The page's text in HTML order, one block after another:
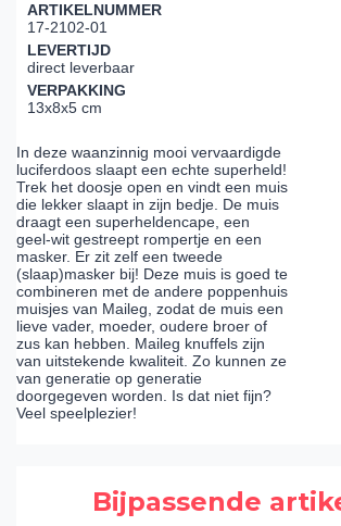
ARTIKELNUMMER
17-2102-01
LEVERTIJD
direct leverbaar
VERPAKKING
13x8x5 cm
In deze waanzinnig mooi vervaardigde
luciferdoos slaapt een echte superheld!
Trek het doosje open en vindt een muis
die lekker slaapt in zijn bedje. De muis
draagt een superheldencape, een
geel-wit gestreept rompertje en een
masker. Er zit zelf een tweede
(slaap)masker bij! Deze muis is goed te
combineren met de andere poppenhuis
muisjes van Maileg, zodat de muis een
lieve vader, moeder, oudere broer of
zus kan hebben. Maileg knuffels zijn
van uitstekende kwaliteit. Zo kunnen ze
van generatie op generatie
doorgegeven worden. Is dat niet fijn?
Veel speelplezier!
Bijpassende